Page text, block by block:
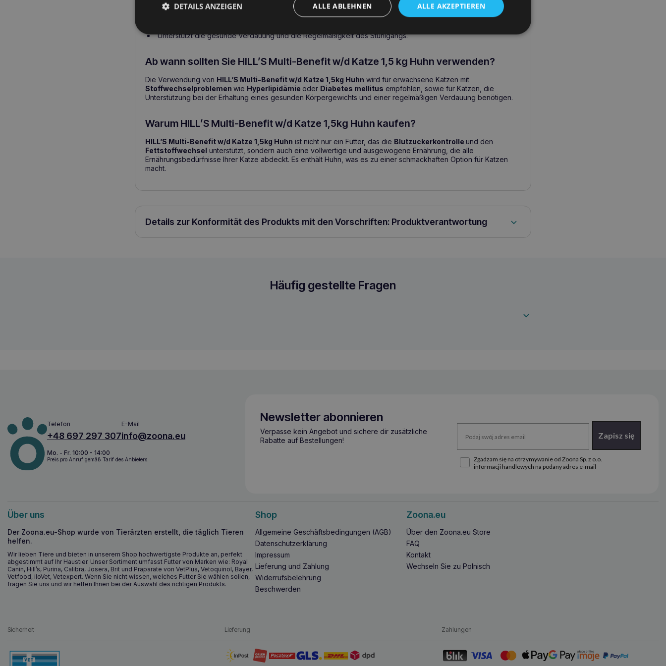
Hoher Anteil an Ballaststoffen für eine bessere Blutzuckerkontrolle.
Unterstützt die gesunde Verdauung und die Regelmäßigkeit des Stuhlgangs.
Ab wann sollten Sie HILL’S Multi-Benefit w/d Katze 1,5 kg Huhn verwenden?
Die Verwendung von HILL’S Multi-Benefit w/d Katze 1,5kg Huhn wird für erwachsene Katzen mit
Stoffwechselproblemen wie Hyperlipidämie oder Diabetes mellitus empfohlen, sowie für Katzen, die
Unterstützung bei der Erhaltung eines gesunden Körpergewichts und einer regelmäßigen Verdauung benötigen.
Warum HILL’S Multi-Benefit w/d Katze 1,5kg Huhn kaufen?
HILL’S Multi-Benefit w/d Katze 1,5kg Huhn ist nicht nur ein Futter, das die Blutzuckerkontrolle und den
Fettstoffwechsel unterstützt, sondern auch eine vollwertige und ausgewogene Ernährung, die alle
Ernährungsbedürfnisse Ihrer Katze abdeckt. Es enthält Huhn, was es zu einer schmackhaften Option für Katzen
macht.
Details zur Konformität des Produkts mit den Vorschriften: Produktverantwortung
Häufig gestellte Fragen
Telefon
+48 697 297 307
E-Mail
info@zoona.eu
Mo. - Fr. 10:00 - 14:00
Preis pro Anruf gemäß Tarif des Anbieters.
Newsletter abonnieren
Verpasse kein Angebot und sichere dir zusätzliche
Rabatte auf Bestellungen!
Zapisz się
Zgadzam się na otrzymywanie od Zoona Sp. z o.o.
informacji handlowych na podany adres e-mail
Über uns
Der Zoona.eu-Shop wurde von Tierärzten erstellt, die täglich Tieren
helfen.
Wir lieben Tiere und bieten in unserem Shop hochwertigste Produkte an, perfekt
abgestimmt auf Ihr Haustier. Unser Sortiment umfasst Futter von Marken wie: Royal
Canin, Hill’s, Purina, Calibra, Josera, Brit und Präparate von VetPlus, Vetoquinol, Bayer,
Vetfood, iloVet, Vetexpert. Wenn Sie nicht wissen, welches Futter Sie wählen sollen,
fragen Sie uns und wir helfen Ihnen bei der Auswahl des richtigen Produkts.
Shop
Allgemeine Geschäftsbedingungen (AGB)
Datenschutzerklärung
Impressum
Lieferung und Zahlung
Widerrufsbelehrung
Beschwerden
Zoona.eu
Über den Zoona.eu Store
FAQ
Kontakt
Wechseln Sie zu Polnisch
Sicherheit Lieferung Zahlungen
ALLE AKZEPTIEREN
ALLE ABLEHNEN
DETAILS ANZEIGEN